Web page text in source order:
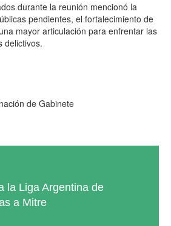
durante la reunión mencionó la
pendientes, el fortalecimiento de
mayor articulación para enfrentar las
delictivos.
de Gabinete
la Liga Argentina de
a Mitre